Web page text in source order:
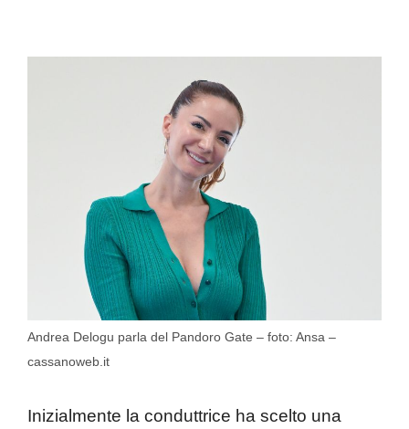
Andrea Delogu parla del Pandoro Gate – foto: Ansa –
cassanoweb.it
Inizialmente la conduttrice ha scelto una